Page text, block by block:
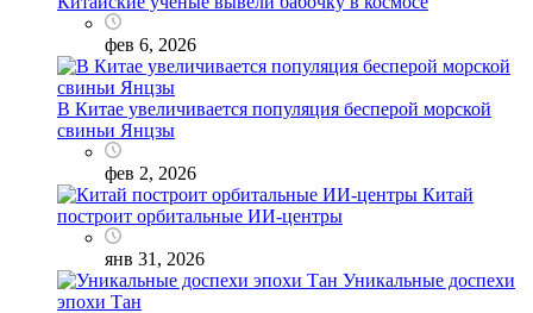
фев 6, 2026
В Китае увеличивается популяция бесперой морской
свиньи Янцзы
фев 2, 2026
Китай
построит орбитальные ИИ-центры
янв 31, 2026
Уникальные доспехи
эпохи Тан